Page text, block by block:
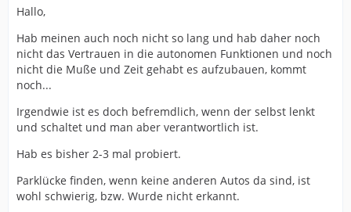
Hallo,
Hab meinen auch noch nicht so lang und hab daher noch
nicht das Vertrauen in die autonomen Funktionen und noch
nicht die Muße und Zeit gehabt es aufzubauen, kommt
noch...
Irgendwie ist es doch befremdlich, wenn der selbst lenkt
und schaltet und man aber verantwortlich ist.
Hab es bisher 2-3 mal probiert.
Parklücke finden, wenn keine anderen Autos da sind, ist
wohl schwierig, bzw. Wurde nicht erkannt.